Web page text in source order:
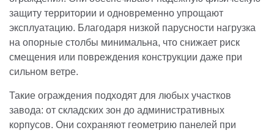
защиту территории и одновременно упрощают
эксплуатацию. Благодаря низкой парусности нагрузка
на опорные столбы минимальна, что снижает риск
смещения или повреждения конструкции даже при
сильном ветре.
Такие ограждения подходят для любых участков
завода: от складских зон до административных
корпусов. Они сохраняют геометрию панелей при